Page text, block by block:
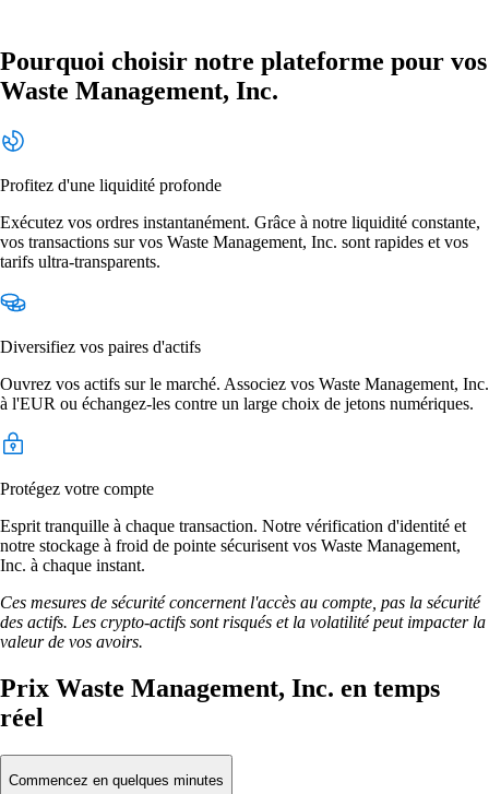
Pourquoi choisir notre plateforme pour vos
Waste Management, Inc.
Profitez d'une liquidité profonde
Exécutez vos ordres instantanément. Grâce à notre liquidité constante,
vos transactions sur vos Waste Management, Inc. sont rapides et vos
tarifs ultra-transparents.
Diversifiez vos paires d'actifs
Ouvrez vos actifs sur le marché. Associez vos Waste Management, Inc.
à l'EUR ou échangez-les contre un large choix de jetons numériques.
Protégez votre compte
Esprit tranquille à chaque transaction. Notre vérification d'identité et
notre stockage à froid de pointe sécurisent vos Waste Management,
Inc. à chaque instant.
Ces mesures de sécurité concernent l'accès au compte, pas la sécurité
des actifs. Les crypto-actifs sont risqués et la volatilité peut impacter la
valeur de vos avoirs.
Prix Waste Management, Inc. en temps
réel
Commencez en quelques minutes